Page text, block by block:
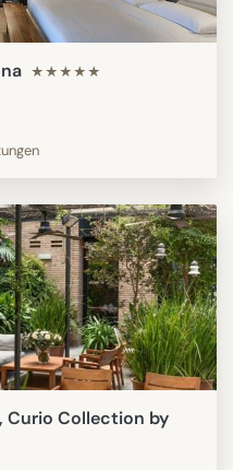
★★★★★
Curio Collection by